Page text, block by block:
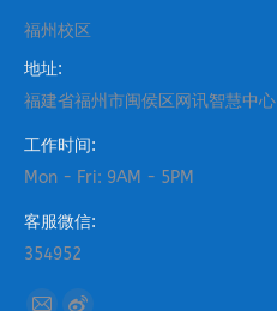
福州校区
地址:
福建省福州市闽侯区网讯智慧中心
工作时间:
Mon - Fri: 9AM - 5PM
客服微信:
354952
找到我们：